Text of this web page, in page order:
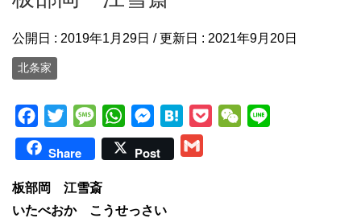
公開日 : 2019年1月29日 / 更新日 : 2021年9月20日
北条家
a
c
e
b
w
i
t
t
M
e
s
s
a
W
h
a
s
e
s
e
a
t
W
Share Post
板部岡 江雪斎
いたべおか こうせっさい